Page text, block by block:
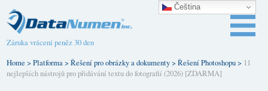
Záruka vrácení peněz 30 den
Home >Platforma>Řešení pro obrázky a dokumenty>Řešení Photoshopu> 11
nejlepších nástrojů pro přidávání textu do fotografií (2026) [ZDARMA]
Čeština‎